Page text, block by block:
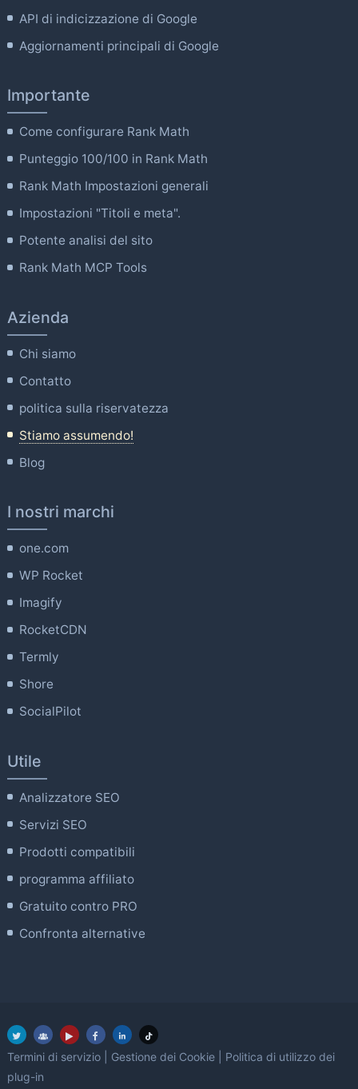
API di indicizzazione di Google
Aggiornamenti principali di Google
Importante
Come configurare Rank Math
Punteggio 100/100 in Rank Math
Rank Math Impostazioni generali
Impostazioni "Titoli e meta".
Potente analisi del sito
Rank Math MCP Tools
Azienda
Chi siamo
Contatto
politica sulla riservatezza
Stiamo assumendo!
Blog
I nostri marchi
one.com
WP Rocket
Imagify
RocketCDN
Termly
Shore
SocialPilot
Utile
Analizzatore SEO
Servizi SEO
Prodotti compatibili
programma affiliato
Gratuito contro PRO
Confronta alternative
Termini di servizio Gestione dei Cookie
Politica di utilizzo dei
plug-in